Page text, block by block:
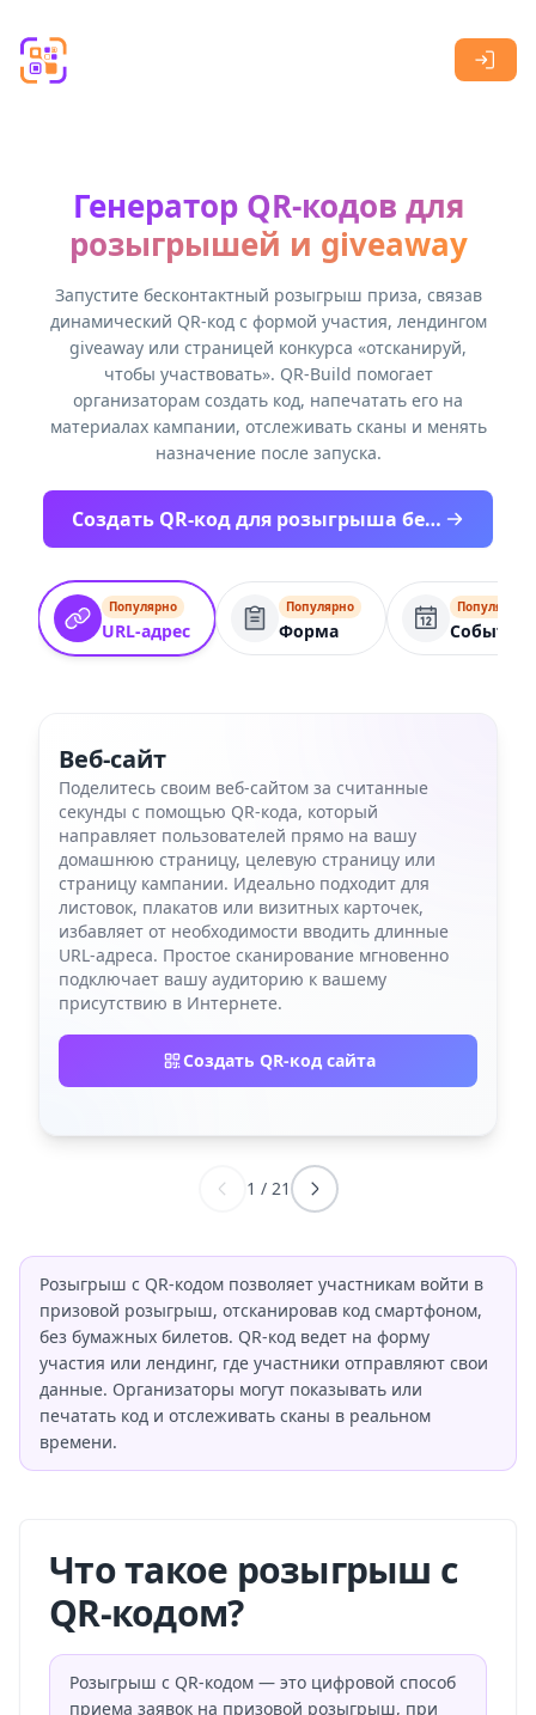
Генератор QR-кодов для
розыгрышей и giveaway
Запустите бесконтактный розыгрыш приза, связав
динамический QR-код с формой участия, лендингом
giveaway или страницей конкурса «отсканируй,
чтобы участвовать». QR-Build помогает
организаторам создать код, напечатать его на
материалах кампании, отслеживать сканы и менять
назначение после запуска.
Создать QR-код для розыгрыша бесплатно
Популярно
URL-адрес
Популярно
Форма
Популярно
Событие
Веб-сайт
Поделитесь своим веб-сайтом за считанные
секунды с помощью QR-кода, который
направляет пользователей прямо на вашу
домашнюю страницу, целевую страницу или
страницу кампании. Идеально подходит для
листовок, плакатов или визитных карточек,
избавляет от необходимости вводить длинные
URL-адреса. Простое сканирование мгновенно
подключает вашу аудиторию к вашему
присутствию в Интернете.
Создать QR-код сайта
1 / 21
Розыгрыш с QR-кодом позволяет участникам войти в
призовой розыгрыш, отсканировав код смартфоном,
без бумажных билетов. QR-код ведет на форму
участия или лендинг, где участники отправляют свои
данные. Организаторы могут показывать или
печатать код и отслеживать сканы в реальном
времени.
Что такое розыгрыш с
QR-кодом?
Розыгрыш с QR-кодом — это цифровой способ
приема заявок на призовой розыгрыш, при